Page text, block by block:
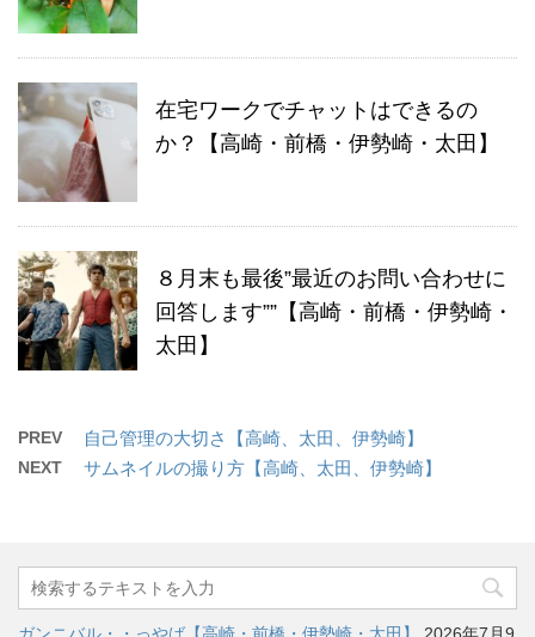
在宅ワークでチャットはできるの
か？【高崎・前橋・伊勢崎・太田】
８月末も最後”最近のお問い合わせに
回答します””【高崎・前橋・伊勢崎・
太田】
PREV 自己管理の大切さ【高崎、太田、伊勢崎】
NEXT サムネイルの撮り方【高崎、太田、伊勢崎】